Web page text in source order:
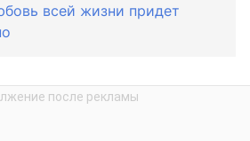
всей жизни придет